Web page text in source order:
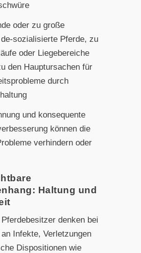
oder zu große
sozialisierte Pferde, zu
oder Liegebereiche
den Hauptursachen für
durch
und konsequente
können die
verhindern oder
Haltung und
denken bei
Infekte, Verletzungen
Dispositionen wie